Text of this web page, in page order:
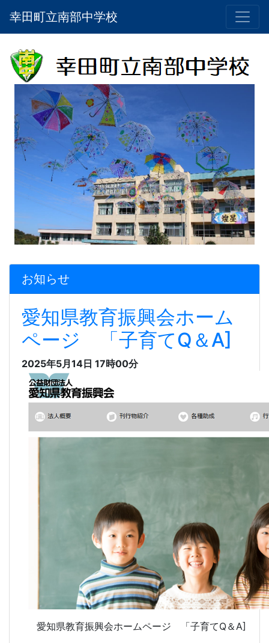
幸田町立南部中学校
お知らせ
愛知県教育振興会ホーム
ページ 「子育てQ＆A]
2025年5月14日 17時00分
愛知県教育振興会ホームページ 「子育てQ＆A]